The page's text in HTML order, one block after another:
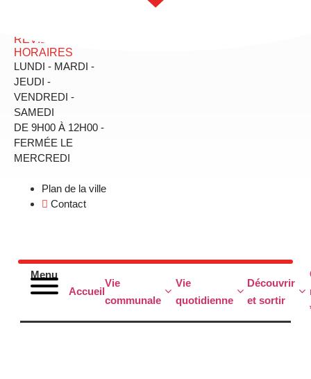
RÉVILLE - SES
HORAIRES
LUNDI - MARDI -
JEUDI -
VENDREDI -
SAMEDI
DE 9H00 À 12H00 -
FERMÉE LE
MERCREDI
Plan de la ville
Contact
Menu
Accueil
Vie
communale
Vie
quotidienne
Découvrir
et sortir